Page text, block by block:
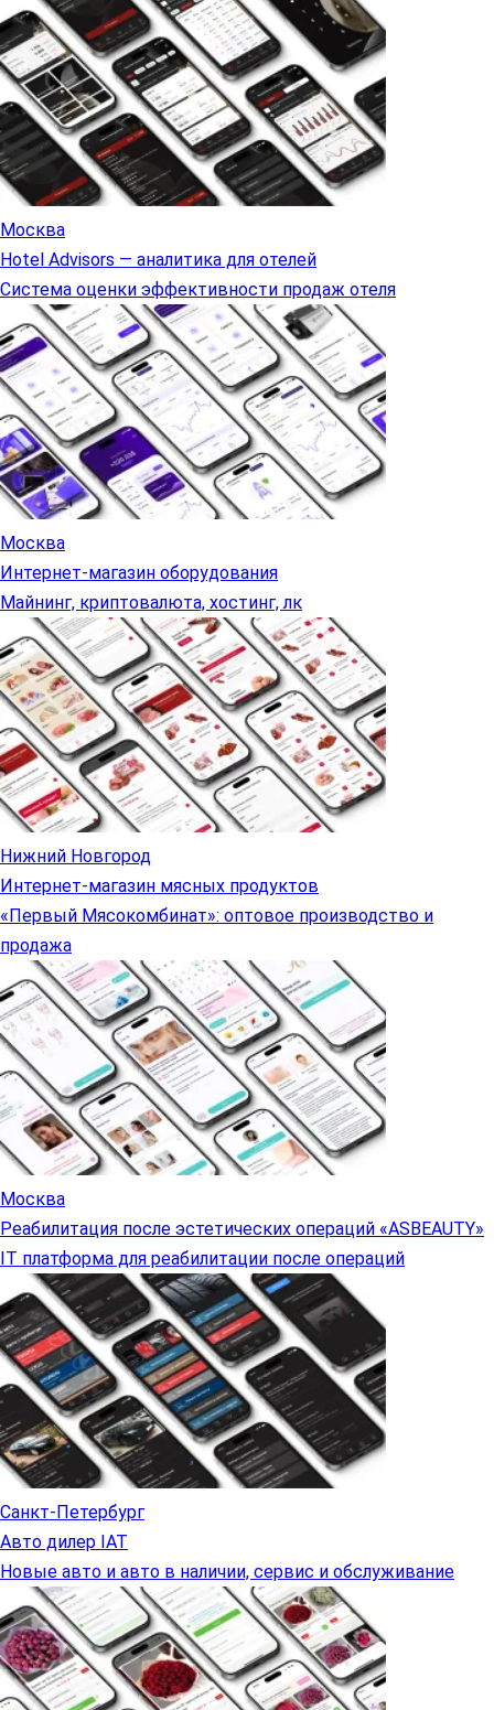
Москва
Hotel Advisors — аналитика для отелей
Система оценки эффективности продаж отеля
Москва
Интернет-магазин оборудования
Майнинг, криптовалюта, хостинг, лк
Нижний Новгород
Интернет-магазин мясных продуктов
«Первый Мясокомбинат»: оптовое производство и
продажа
Москва
Реабилитация после эстетических операций «ASBEAUTY»
IT платформа для реабилитации после операций
Санкт-Петербург
Авто дилер IAT
Новые авто и авто в наличии, сервис и обслуживание